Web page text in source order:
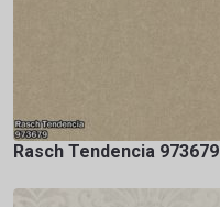
Rasch Tendencia 973679